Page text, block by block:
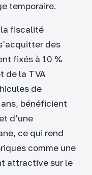
temporaire.
la fiscalité
des
fixés à 10 %
de la TVA
de
bénéficient
d’une
ce qui rend
comme une
attractive sur le